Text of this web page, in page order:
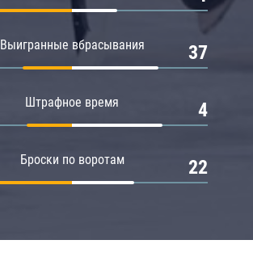
Выигранные вбрасывания 37
Штрафное время 4
Броски по воротам 22